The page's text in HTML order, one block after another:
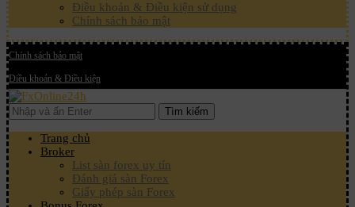
Điều khoản & Điều kiện sử dụng
Chính sách bảo mật
Chính sách bảo mật
Điều khoản & Điều kiện
Tìm kiếm
Trang chủ
Broker
List sàn forex uy tín
Đánh giá sàn Forex
Giấy phép sàn Forex